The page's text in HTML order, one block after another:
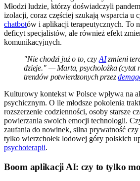
Młodzi ludzie, którzy doświadczyli
izolacji, coraz częściej szukają wsparcia u
chatbotów i aplikacji terapeutycznych. To
deficyt specjalistów, ale również efekt
komunikacyjnych.
"Nie chodzi już o to, czy AIzmieni
dzieje." — Marta, psycholożka (cytat
trendów potwierdzonych przez
Kulturowy kontekst w Polsce wpływa na
psychicznym. O ile młodsze pokolenia
rozszerzenie codzienności, osoby starsze
powierzania swoich emocji technologii.
zaufania do nowinek, silna prywatność czy
tylko wierzchołek lodowej góry polskich
psychoterapii.
Boom aplikacji AI: czy to tylko